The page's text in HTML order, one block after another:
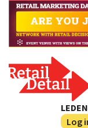
Log